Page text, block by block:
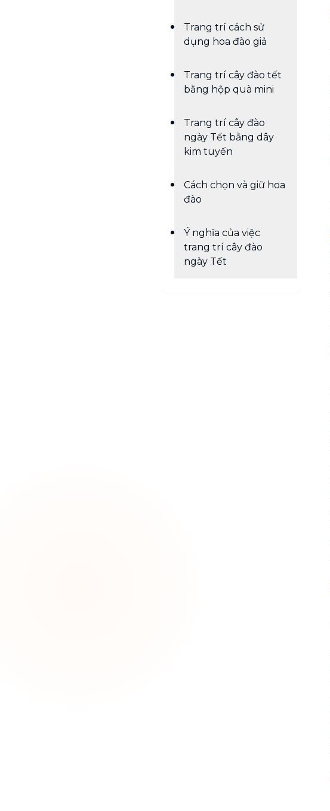
Trang trí cách sử
dụng hoa đào giả
Trang trí cây đào tết
bằng hộp quà mini
Trang trí cây đào
ngày Tết bằng dây
kim tuyến
Cách chọn và giữ hoa
đào
Ý nghĩa của việc
trang trí cây đào
ngày Tết